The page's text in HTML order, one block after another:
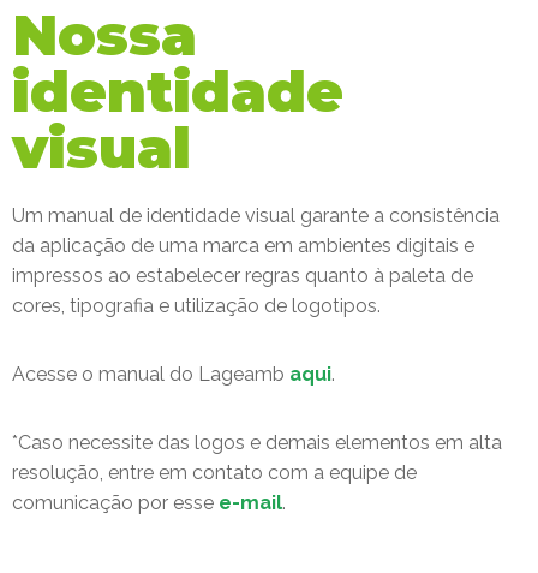
Nossa
identidade
visual
Um manual de identidade visual garante a consistência
da aplicação de uma marca em ambientes digitais e
impressos ao estabelecer regras quanto à paleta de
cores, tipografia e utilização de logotipos.
Acesse o manual do Lageamb aqui.
*Caso necessite das logos e demais elementos em alta
resolução, entre em contato com a equipe de
comunicação por esse e-mail.